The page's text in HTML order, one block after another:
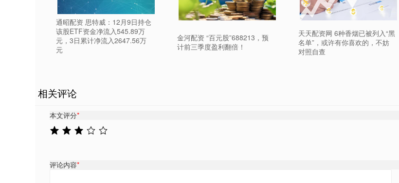
通昭配资 思特威：12月9日持仓
该股ETF资金净流入545.89万
元，3日累计净流入2647.56万
元
金河配资 “百元股”688213，预
计前三季度盈利翻倍！
天天配资网 6种香烟已被列入“黑
名单”，或许有你喜欢的，不妨
对照自查
相关评论
本文评分*
评论内容*